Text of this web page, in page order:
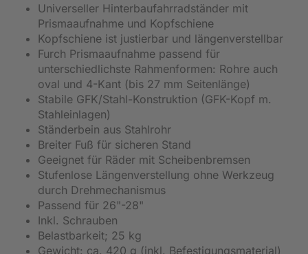
Universeller Hinterbaufahrradständer mit
Prismaaufnahme und Kopfschiene
Kopfschiene ist justierbar und längenverstellbar
Furch Prismaaufnahme passend für
unterschiedlichste Rahmenformen: Rohre auch
oval und 4-Kant (bis 27 mm Seitenlänge)
Stabile GFK/Stahl-Konstruktion (GFK-Kopf m.
Stahleinlagen)
Ständerbein aus Stahlrohr
Breiter Fuß für sicheren Stand
Geeignet für Räder mit Scheibenbremsen
Stufenlose Längenverstellung ohne Werkzeug
durch Drehmechanismus
Passend für 26"-28"
Inkl. Schrauben
Belastbarkeit; 25 kg
Gewicht: ca. 420 g (inkl. Befestigungsmaterial)